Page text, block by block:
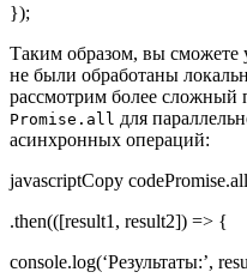
});
Таким образом, вы сможете
не были обработаны
рассмотрим более сложный
Promise.all для
асинхронных операций:
javascriptCopy
.then(([result1, result2]) => {
console.log(‘Результаты:’,